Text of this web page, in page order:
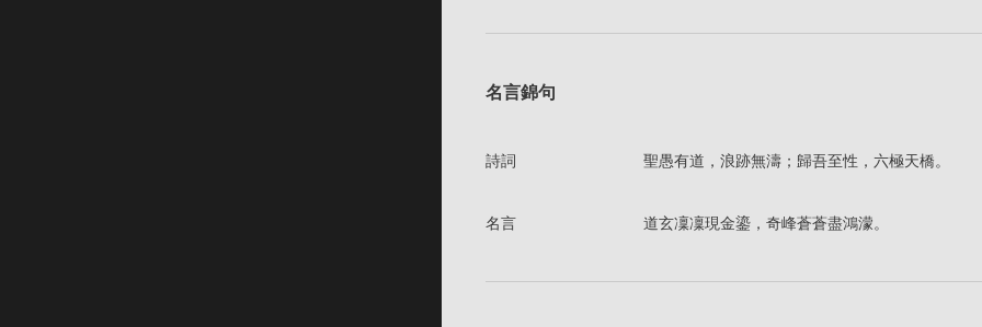
名言錦句
詩詞 聖愚有道，浪跡無濤；歸吾至性，六極天橋。
名言 道玄凜凜現金鎏，奇峰蒼蒼盡鴻濛。